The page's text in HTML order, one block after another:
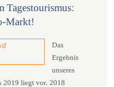
Tagestourismus:
Markt!
Das
Ergebnis
unseres
2019 liegt vor. 2018